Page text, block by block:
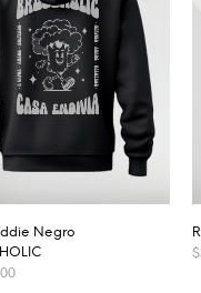
Negro
$